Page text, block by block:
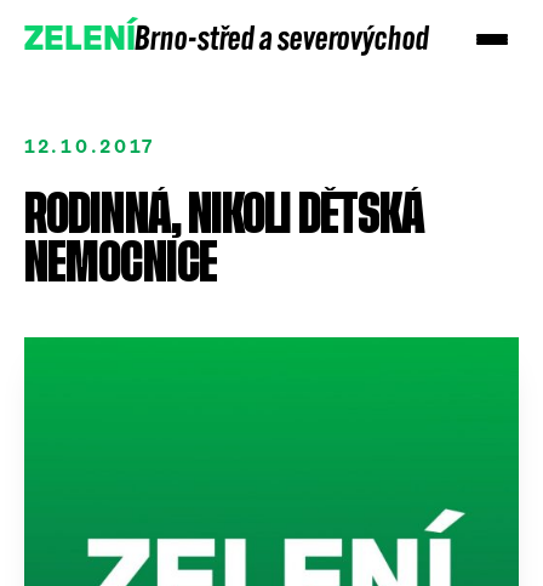
ZELENÍBrno-střed a severovýchod
12.10.2017
RODINNÁ, NIKOLI DĚTSKÁ
NEMOCNICE